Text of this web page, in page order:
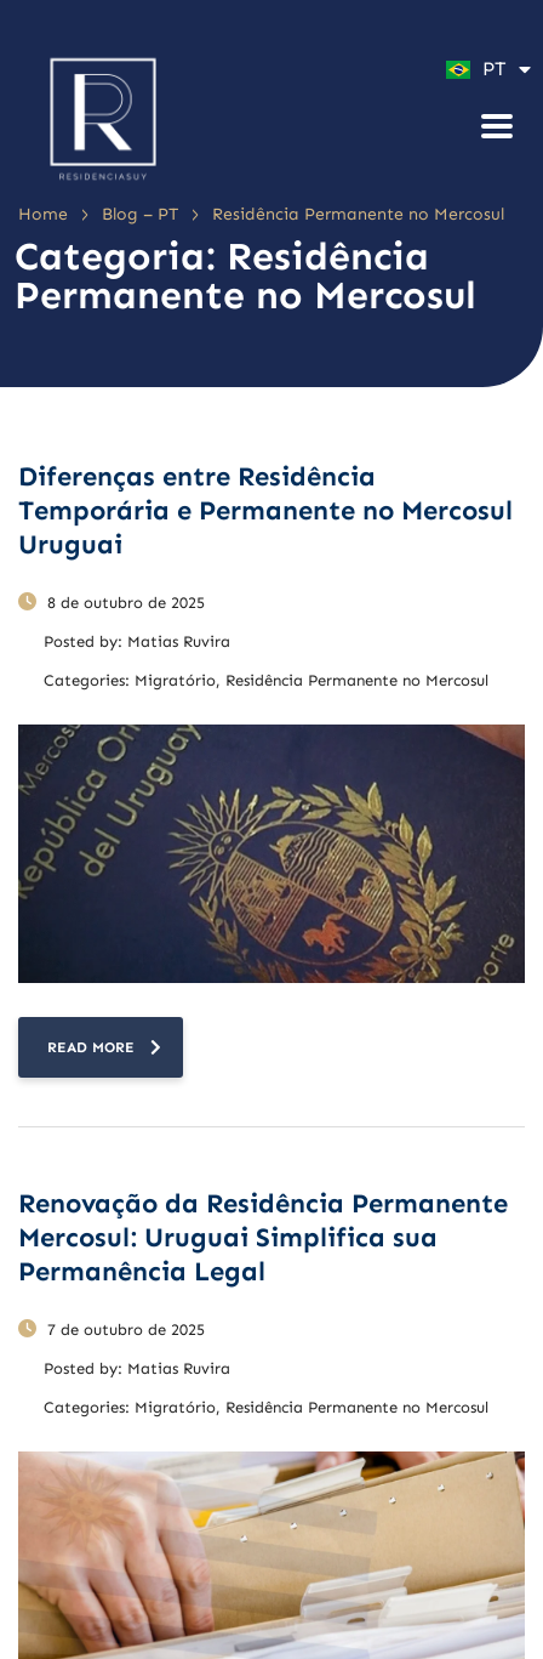
PT
EN
Home > Blog – PT > Residência Permanente no Mercosul
Categoria: Residência
Permanente no Mercosul
Diferenças entre Residência
Temporária e Permanente no Mercosul
Uruguai
8 de outubro de 2025
Posted by: Matias Ruvira
Categories: Migratório, Residência Permanente no Mercosul
READ MORE
Renovação da Residência Permanente
Mercosul: Uruguai Simplifica sua
Permanência Legal
7 de outubro de 2025
Posted by: Matias Ruvira
Categories: Migratório, Residência Permanente no Mercosul